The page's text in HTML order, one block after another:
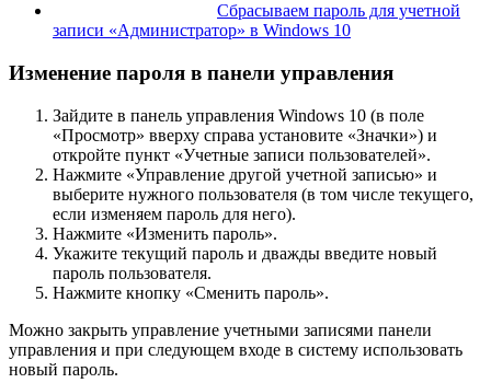
Сбрасываем пароль для учетной
записи «Администратор» в Windows 10
Изменение пароля в панели управления
Зайдите в панель управления Windows 10 (в поле
«Просмотр» вверху справа установите «Значки») и
откройте пункт «Учетные записи пользователей».
Нажмите «Управление другой учетной записью» и
выберите нужного пользователя (в том числе текущего,
если изменяем пароль для него).
Нажмите «Изменить пароль».
Укажите текущий пароль и дважды введите новый
пароль пользователя.
Нажмите кнопку «Сменить пароль».
Можно закрыть управление учетными записями панели
управления и при следующем входе в систему использовать
новый пароль.